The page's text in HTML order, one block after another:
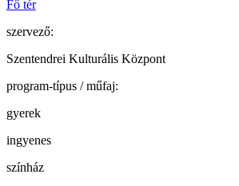
Fő tér
szervező:
Szentendrei Kulturális Központ
program-típus / műfaj:
gyerek
ingyenes
színház